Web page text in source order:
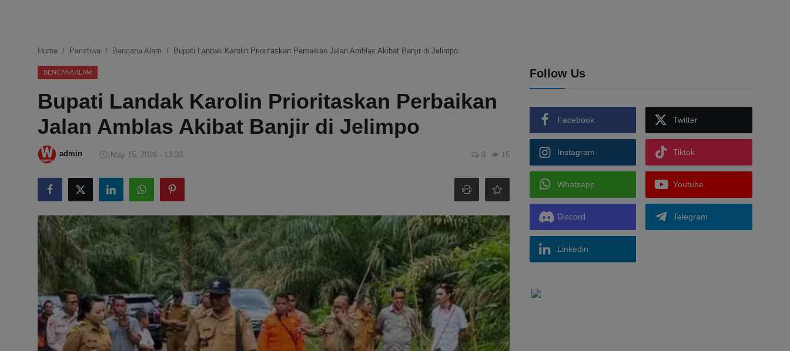
Ekonomi
Internasional
Teknologi
Hiburan
Kesehatan
Home Peristiwa Bencana Alam Bupati Landak Karolin Prioritaskan Perbaikan Jalan Amblas Akibat Banjir di Jelimpo
BENCANA ALAM
Bupati Landak Karolin Prioritaskan Perbaikan
Jalan Amblas Akibat Banjir di Jelimpo
admin May 15, 2026 - 13:30 0 15
Follow Us
Facebook Twitter
Instagram Tiktok
Whatsapp Youtube
Discord Telegram
Linkedin